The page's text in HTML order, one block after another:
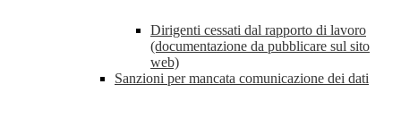
Dirigenti cessati dal rapporto di lavoro
(documentazione da pubblicare sul sito
web)
Sanzioni per mancata comunicazione dei dati